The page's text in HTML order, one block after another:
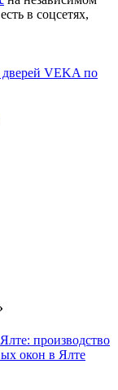
в соцсетях,
дверей VEKA по